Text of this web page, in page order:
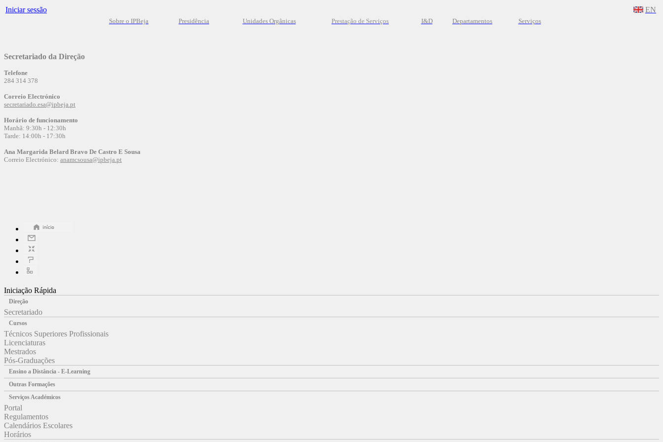
Iniciar sessão EN
Sobre o IPBeja Presidência Unidades Orgânicas Prestação de Serviços I&D Departamentos Serviços
Secretariado da Direção
Telefone
284 314 378
Correio Electrónico
secretariado.esa@ipbeja.pt
Horário de funcionamento
Manhã: 9:30h - 12:30h
Tarde: 14:00h - 17:30h
Ana Margarida Belard Bravo De Castro E Sousa
Correio Electrónico: anamcsousa@ipbeja.pt
Iniciação Rápida
Direção
Secretariado
Cursos
Técnicos Superiores Profissionais
Licenciaturas
Mestrados
Pós-Graduações
Ensino a Distância - E-Learning
Outras Formações
Serviços Académicos
Portal
Regulamentos
Calendários Escolares
Horários